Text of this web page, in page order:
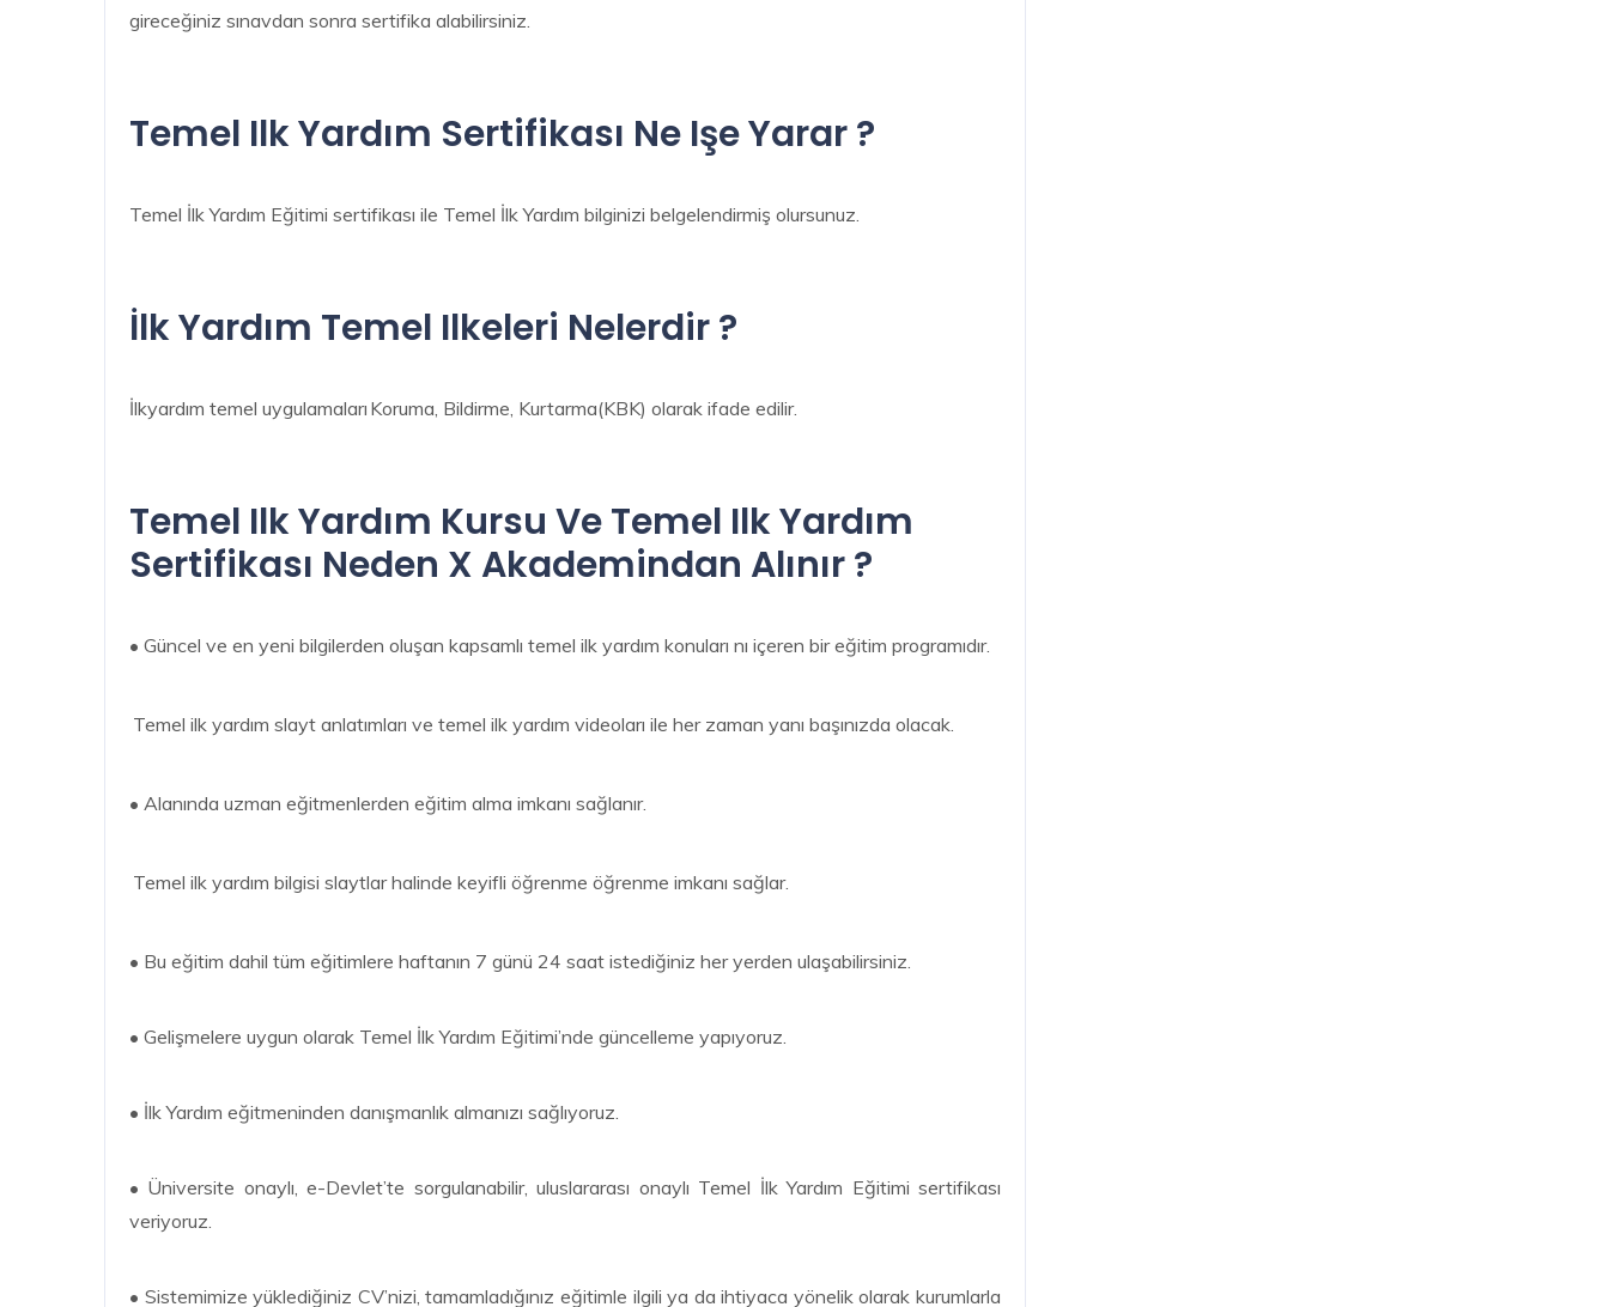
gireceğiniz sınavdan sonra sertifika alabilirsiniz.
Temel Ilk Yardım Sertifikası Ne Işe Yarar ?
Temel İlk Yardım Eğitimi sertifikası ile Temel İlk Yardım bilginizi belgelendirmiş olursunuz.
İlk Yardım Temel Ilkeleri Nelerdir ?
İlkyardım temel uygulamaları Koruma, Bildirme, Kurtarma(KBK) olarak ifade edilir.
Temel Ilk Yardım Kursu Ve Temel Ilk Yardım
Sertifikası Neden X Akademindan Alınır ?
• Güncel ve en yeni bilgilerden oluşan kapsamlı temel ilk yardım konuları nı içeren bir eğitim programıdır.
Temel ilk yardım slayt anlatımları ve temel ilk yardım videoları ile her zaman yanı başınızda olacak.
• Alanında uzman eğitmenlerden eğitim alma imkanı sağlanır.
Temel ilk yardım bilgisi slaytlar halinde keyifli öğrenme öğrenme imkanı sağlar.
• Bu eğitim dahil tüm eğitimlere haftanın 7 günü 24 saat istediğiniz her yerden ulaşabilirsiniz.
• Gelişmelere uygun olarak Temel İlk Yardım Eğitimi’nde güncelleme yapıyoruz.
• İlk Yardım eğitmeninden danışmanlık almanızı sağlıyoruz.
• Üniversite onaylı, e-Devlet’te sorgulanabilir, uluslararası onaylı Temel İlk Yardım Eğitimi sertifikası
veriyoruz.
• Sistemimize yüklediğiniz CV’nizi, tamamladığınız eğitimle ilgili ya da ihtiyaca yönelik olarak kurumlarla